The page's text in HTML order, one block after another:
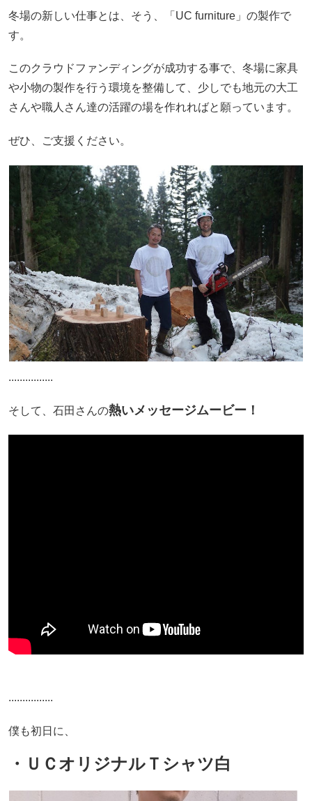
冬場の新しい仕事とは、そう、「UC furniture」の製作で
す。
このクラウドファンディングが成功する事で、冬場に家具
や小物の製作を行う環境を整備して、少しでも地元の大工
さんや職人さん達の活躍の場を作れればと願っています。
ぜひ、ご支援ください。
................
そして、石田さんの熱いメッセージムービー！
................
僕も初日に、
・ＵＣオリジナルＴシャツ白